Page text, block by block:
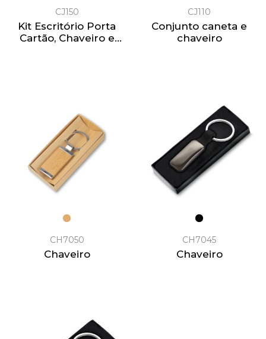
CJ150
Kit Escritório Porta
Cartão, Chaveiro e
CJ110
Conjunto caneta e
chaveiro
CH7050
Chaveiro
CH7045
Chaveiro